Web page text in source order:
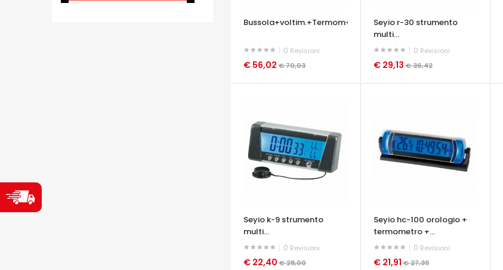
Bussola+voltim.+Termom+allar
0 Revisioni
€ 56,02 € 70,03
Seyio r-30 strumento
multi...
0 Revisioni
€ 29,13€ 36,42
Seyio k-9 strumento
multi...
0 Revisioni
€ 22,40 € 28,00
Seyio hc-100 orologio +
termometro +...
0 Revisioni
€ 21,91€ 27,39